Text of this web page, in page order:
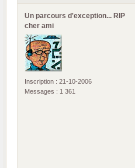
Un parcours d'exception... RIP
cher ami
Inscription : 21-10-2006
Messages : 1 361